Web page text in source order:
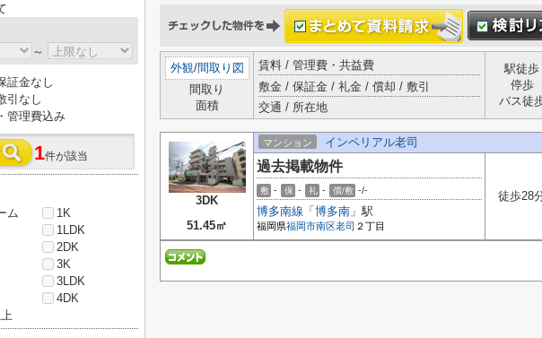
外観/間取り図
間取り
面積
賃料 / 管理費・共益費
敷金 / 保証金 / 礼金 / 償却 / 敷引
交通 / 所在地
駅徒歩
停歩
バス徒
3DK
51.45㎡
マンション インペリアル老司
過去掲載物件
敷 - 保 - 礼 - 償/敷 -/-
博多南線 「 博多南 」駅
福岡県福岡市南区老司 ２丁目
徒歩28
～
証金なし
引なし
管理費込み
1件が該当
ム
1K
1LDK
2DK
3K
3LDK
4DK